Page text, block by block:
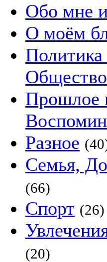
Обо мне
О моём
Общество
Прошлое
Разное
Семья,
(66)
Спорт (26)
(20)